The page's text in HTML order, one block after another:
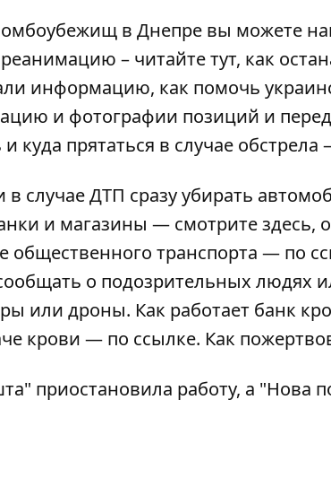
в Днепре вы можете
– читайтетут, как
информацию, как помочь
и фотографии позиций и
куда прятаться в случае
случае ДТП сразуубирать
и магазины — смотритездесь,
общественного транспорта — по
о подозрительных людях
или дроны. Как работает банк
крови — по ссылке. Как
приостановила работу, а "Нова